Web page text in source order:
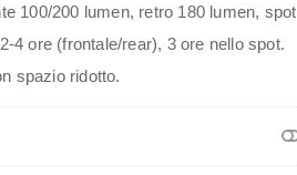
100/200 lumen, retro 180 lumen, spot
4 ore (frontale/rear), 3 ore nello spot.
spazio ridotto.